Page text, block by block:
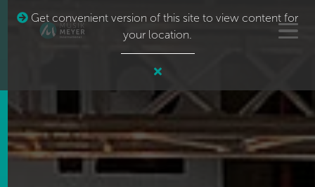
Get convenient version of this site to view content for
your location.